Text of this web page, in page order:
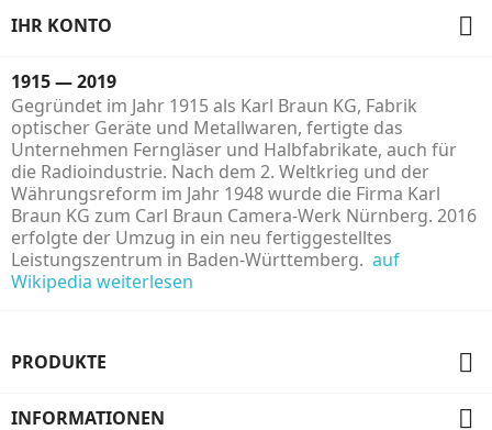
IHR KONTO 
1915 — 2019
Gegründet im Jahr 1915 als Karl Braun KG, Fabrik
optischer Geräte und Metallwaren, fertigte das
Unternehmen Ferngläser und Halbfabrikate, auch für
die Radioindustrie. Nach dem 2. Weltkrieg und der
Währungsreform im Jahr 1948 wurde die Firma Karl
Braun KG zum Carl Braun Camera-Werk Nürnberg. 2016
erfolgte der Umzug in ein neu fertiggestelltes
Leistungszentrum in Baden-Württemberg. auf
Wikipedia weiterlesen
PRODUKTE 
INFORMATIONEN 